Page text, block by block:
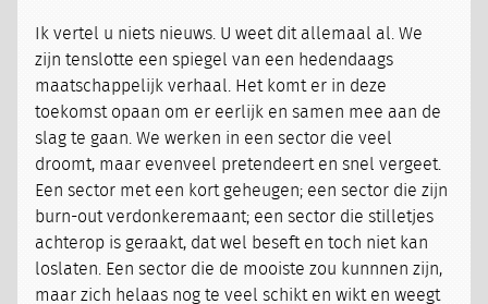
Ik vertel u niets nieuws. U weet dit allemaal al. We
zijn tenslotte een spiegel van een hedendaags
maatschappelijk verhaal. Het komt er in deze
toekomst opaan om er eerlijk en samen mee aan de
slag te gaan. We werken in een sector die veel
droomt, maar evenveel pretendeert en snel vergeet.
Een sector met een kort geheugen; een sector die zijn
burn-out verdonkeremaant; een sector die stilletjes
achterop is geraakt, dat wel beseft en toch niet kan
loslaten. Een sector die de mooiste zou kunnnen zijn,
maar zich helaas nog te veel schikt en wikt en weegt